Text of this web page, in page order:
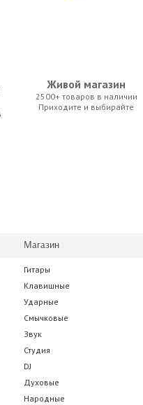
Helicon VoiceLive 2
Electro-Voice Co9 Cobalt
171.50 р.
Живой магазин
2500+ товаров в наличии
Приходите и выбирайте
Магазин
Гитары
Клавишные
Ударные
Смычковые
Звук
Студия
DJ
Духовые
Народные